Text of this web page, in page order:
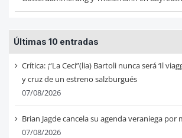
Últimas 10 entradas
Crítica: ¡“La Ceci”(lia) Bartoli nunca será ‘Il
y cruz de un estreno salzburgués
07/08/2026
Brian Jagde cancela su agenda veraniega por
07/08/2026